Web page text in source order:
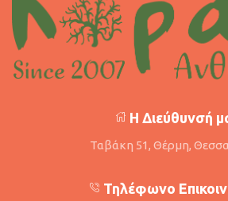
Η Διεύθυνσή
Ταβάκη 51, Θέρμη,
Τηλέφωνο